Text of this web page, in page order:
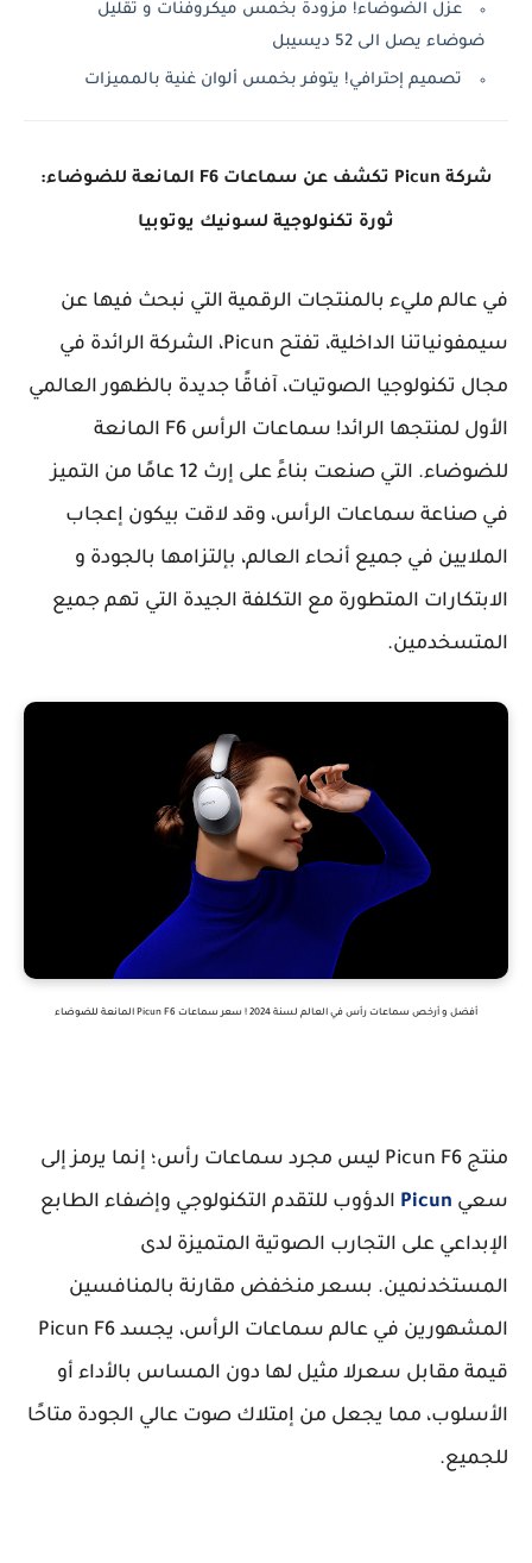
عزل الضوضاء! مزودة بخمس ميكروفنات و تقليل
ضوضاء يصل الى 52 ديسيبل
تصميم إحترافي! يتوفر بخمس ألوان غنية بالمميزات
شركة Picun تكشف عن سماعات F6 المانعة للضوضاء:
ثورة تكنولوجية لسونيك يوتوبيا
في عالم مليء بالمنتجات الرقمية التي نبحث فيها عن
سيمفونياتنا الداخلية، تفتح Picun، الشركة الرائدة في
مجال تكنولوجيا الصوتيات، آفاقًا جديدة بالظهور العالمي
الأول لمنتجها الرائد! سماعات الرأس F6 المانعة
للضوضاء. التي صنعت بناءََ على إرث 12 عامًا من التميز
في صناعة سماعات الرأس، وقد لاقت بيكون إعجاب
الملايين في جميع أنحاء العالم، بإلتزامها بالجودة و
الابتكارات المتطورة مع التكلفة الجيدة التي تهم جميع
المتسخدمين.
أفضل و أرخص سماعات رأس في العالم لسنة 2024 ! سعر سماعات Picun F6 المانعة للضوضاء
منتج Picun F6 ليس مجرد سماعات رأس؛ إنما يرمز إلى
سعي Picun الدؤوب للتقدم التكنولوجي وإضفاء الطابع
الإبداعي على التجارب الصوتية المتميزة لدى
المستخدنمين. بسعر منخفض مقارنة بالمنافسين
المشهورين في عالم سماعات الرأس، يجسد Picun F6
قيمة مقابل سعرلا مثيل لها دون المساس بالأداء أو
الأسلوب، مما يجعل من إمتلاك صوت عالي الجودة متاحًا
للجميع.